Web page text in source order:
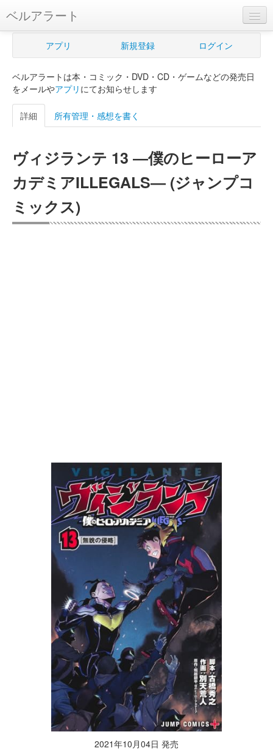
ベルアラート
ベルアラートとは
新規登録
ログイン
購入管理
Myシェルフ
プレミアム
アプリ 新規登録 ログイン
ベルアラートは本・コミック・DVD・CD・ゲームなどの発売日
をメールやアプリ にてお知らせします
詳細 所有管理・感想を書く
ヴィジランテ 13 ―僕のヒーローア
カデミアILLEGALS― (ジャンプコ
ミックス)
2021年10月04日 発売